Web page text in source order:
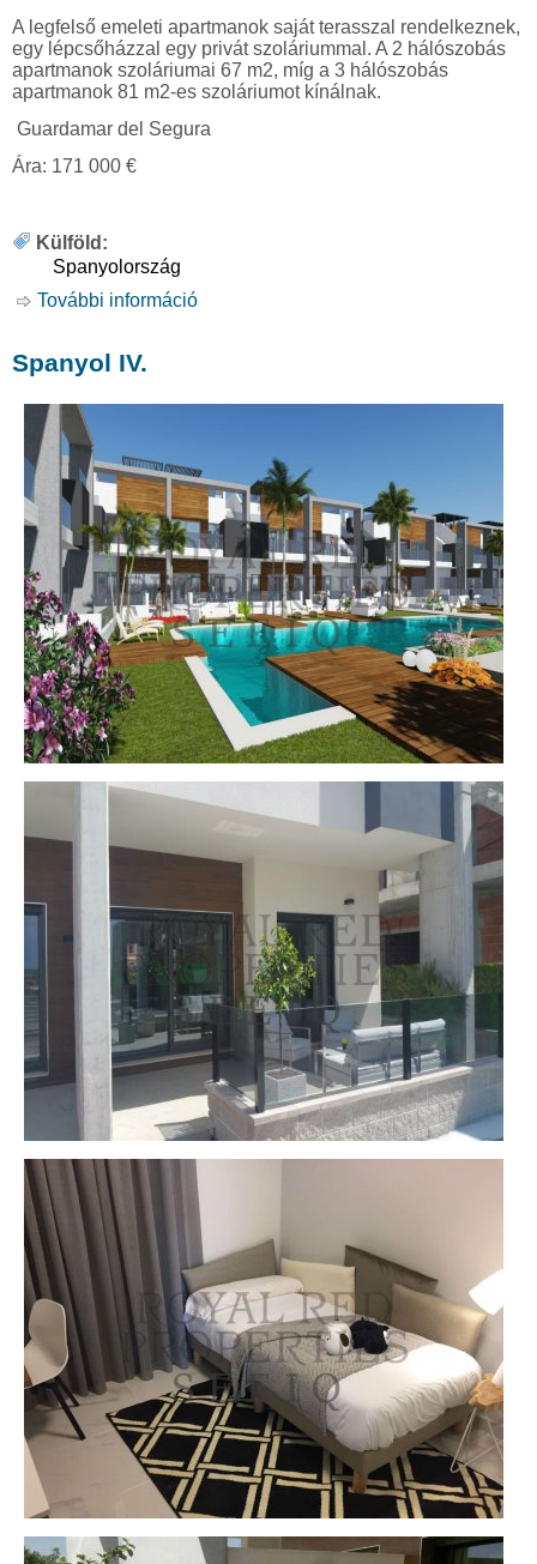
A legfelső emeleti apartmanok saját terasszal rendelkeznek,
egy lépcsőházzal egy privát szoláriummal. A 2 hálószobás
apartmanok szoláriumai 67 m2, míg a 3 hálószobás
apartmanok 81 m2-es szoláriumot kínálnak.
Guardamar del Segura
Ára: 171 000 €
Külföld:
Spanyolország
További információ
Spanyol IV.